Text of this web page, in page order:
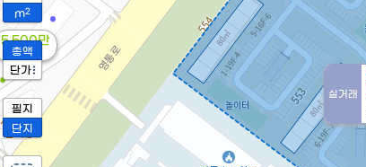
실거래
5,500만
'18. 12
m2
총액
단가
필지
단지